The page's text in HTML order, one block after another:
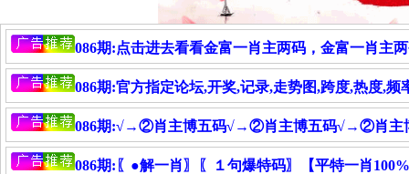
086期:点击进去看看金富一肖主两码，金富一肖主
086期:官方指定论坛,开奖,记录,走势图,跨度,热度,频
086期:√→②肖主博五码√→②肖主博五码√→②肖
086期:〖●解一肖〗〖１句爆特码〗【平特一肖